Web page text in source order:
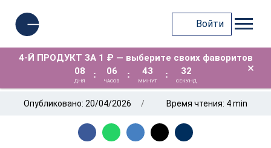
Войти
4-Й ПРОДУКТ ЗА 1 ₽ — выберите своих фаворитов
08
ДНЯ
: 06
ЧАСОВ
: 43
МИНУТ
: 31
СЕКУНД
×
Опубликовано: 20/04/2026 Время чтения: 4 min